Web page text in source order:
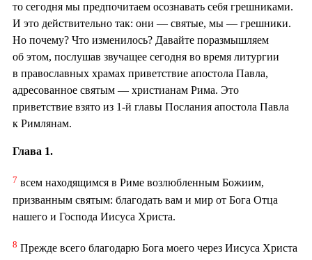
то сегодня мы предпочитаем осознавать себя грешниками.
И это действительно так: они — святые, мы — грешники.
Но почему? Что изменилось? Давайте поразмышляем
об этом, послушав звучащее сегодня во время литургии
в православных храмах приветствие апостола Павла,
адресованное святым — христианам Рима. Это
приветствие взято из 1-й главы Послания апостола Павла
к Римлянам.
Глава 1.
7 всем находящимся в Риме возлюбленным Божиим,
призванным святым: благодать вам и мир от Бога Отца
нашего и Господа Иисуса Христа.
8 Прежде всего благодарю Бога моего через Иисуса Христа